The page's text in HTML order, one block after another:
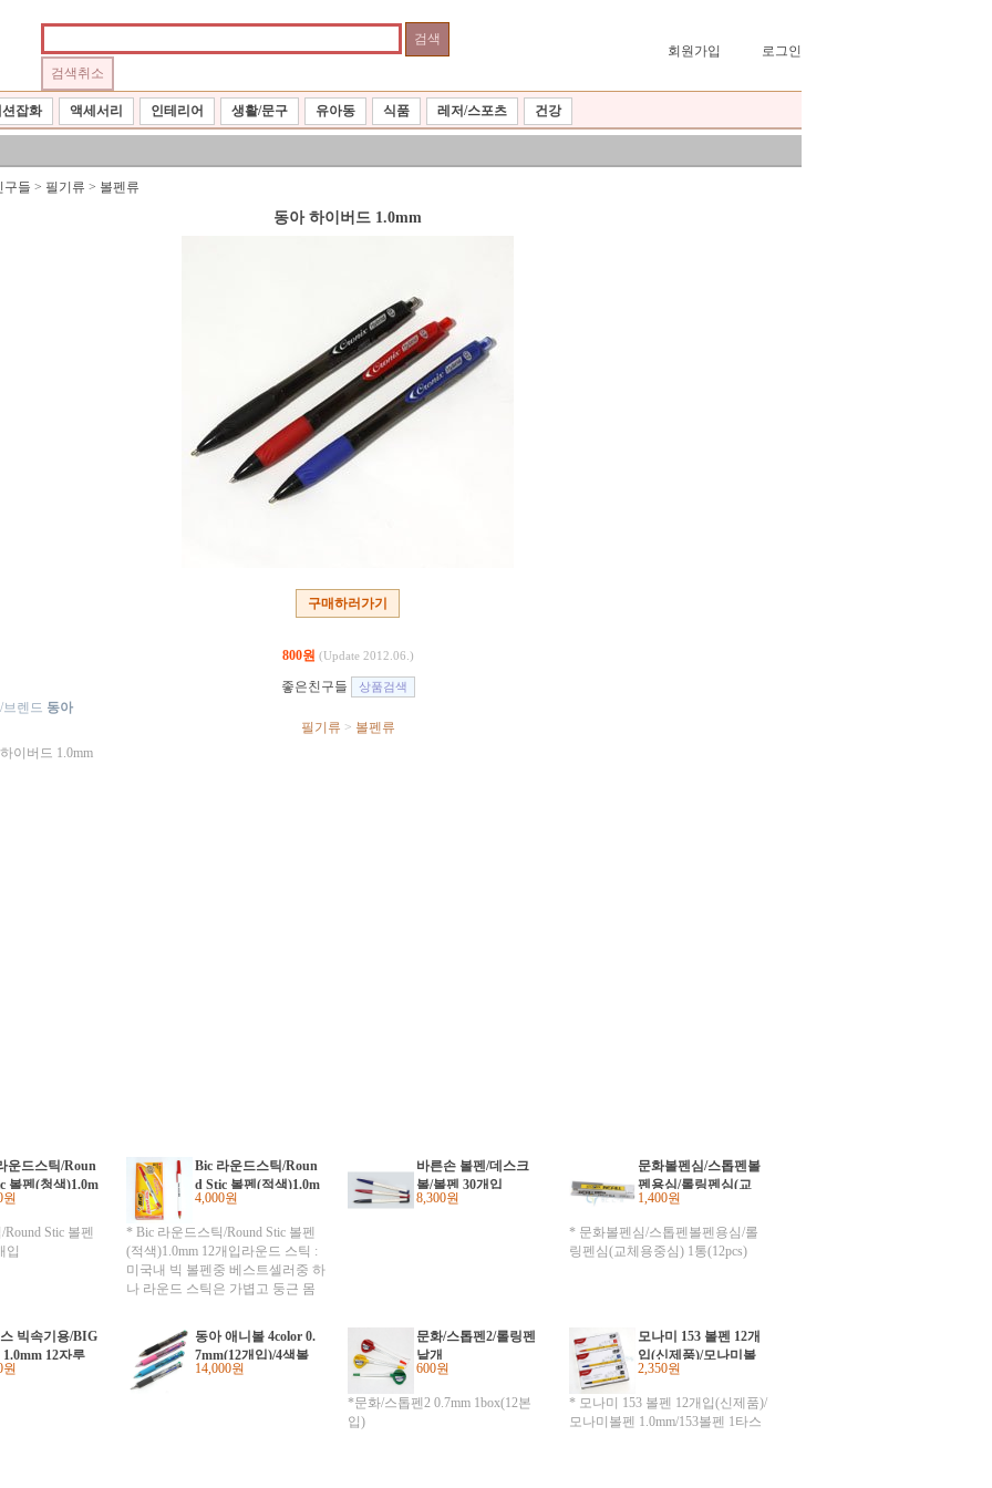
회원가입 로그인
잡화 액세서리 인테리어 생활/문구 유아동 식품 레저/스포츠 건강
구들 > 필기류 > 볼펜류
동아 하이버드 1.0mm
구매하러가기
800원 (Update 2012.06.)
좋은친구들
렌드 동아
필기류 > 볼펜류
이버드 1.0mm
운드스틱/Roun
볼펜(청색)1.0m
입
원
Stic 볼펜
입
Bic 라운드스틱/Roun
d Stic 볼펜(적색)1.0m
m 12개입
4,000원
* Bic 라운드스틱/Round Stic 볼펜
(적색)1.0mm 12개입라운드 스틱 :
미국내 빅 볼펜중 베스트셀러중 하
나 라운드 스틱은 가볍고 둥근 몸
플러그 칼라가 잉크의 색입니다.
눈에 쉽게 띄고, 오래 지속되는 안
정성을 위해 디자인 되었습니다.
통풍이 잘되는 뚜껑. 놋쇠로 된 미
바른손 볼펜/데스크
볼/볼펜 30개입
8,300원
문화볼펜심/스톱펜볼
펜용심/롤링펜심(교
체용중심) 1통(12pcs)
1,400원
* 문화볼펜심/스톱펜볼펜용심/롤
링펜심(교체용중심) 1통(12pcs)
빅속기용/BIG
1.0mm 12자루
원
동아 애니볼 4color 0.
7mm(12개입)/4색볼
펜
14,000원
문화/스톱펜2/롤링펜
낱개
600원
*문화/스톱펜2 0.7mm 1box(12본
입)
모나미 153 볼펜 12개
입(신제품)/모나미볼
펜 1.0mm/153볼펜 1
2,350원
* 모나미 153 볼펜 12개입(신제품)/
모나미볼펜 1.0mm/153볼펜 1타스